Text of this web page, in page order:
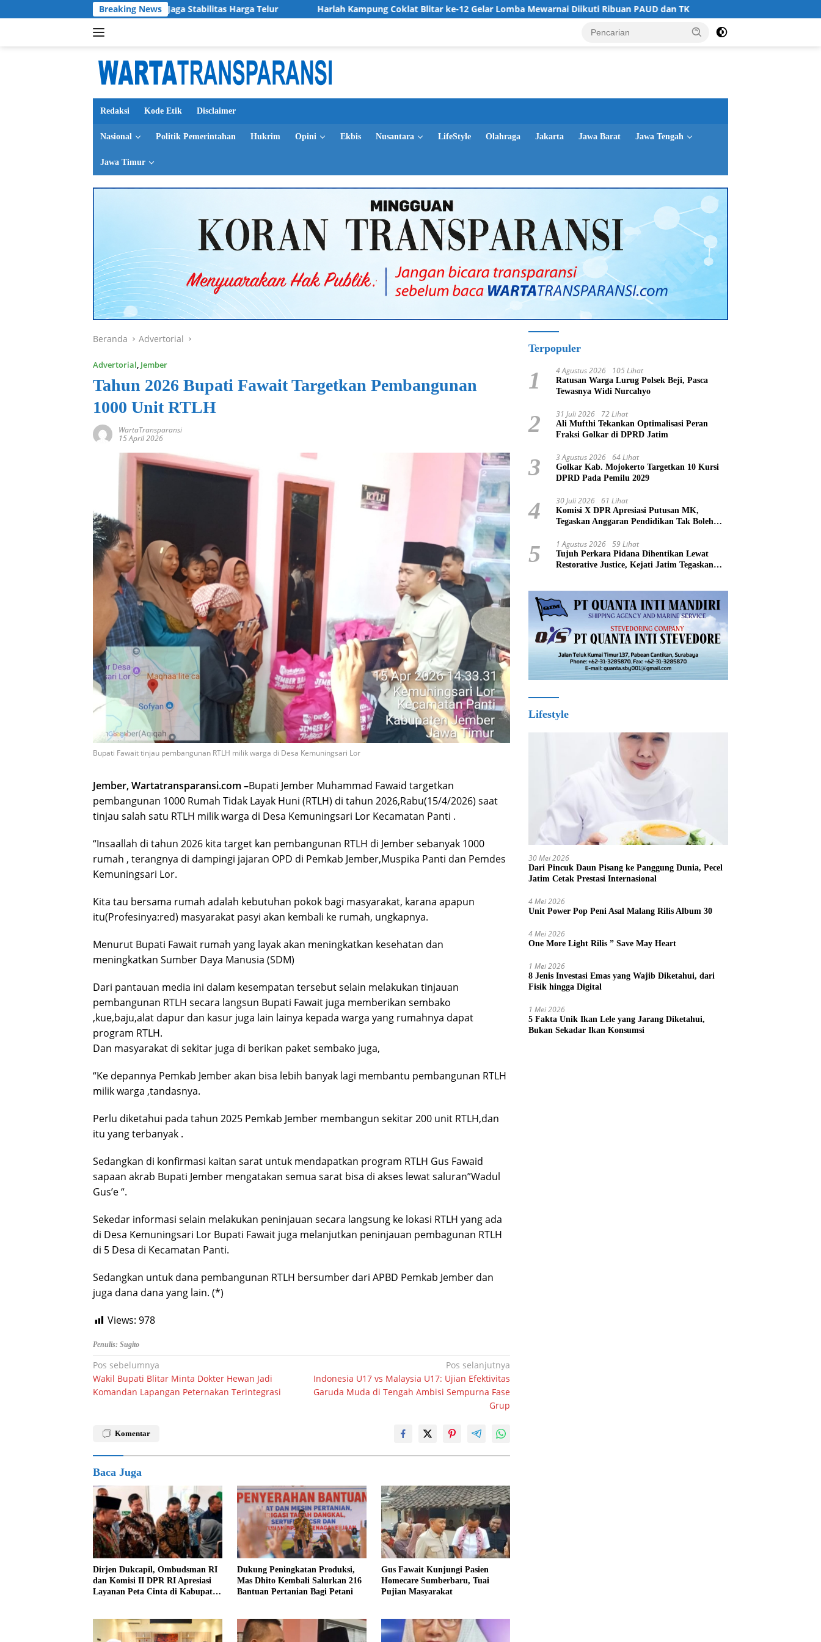
ke
Breaking News
Bersama Jaga Stabilitas Harga Telur Harlah Kampung Coklat Blitar ke-12 Gelar Lomba Mewarnai Diikuti Ribuan PAUD dan TK Dirjen Dukcapil, Ombudsman RI dan
Redaksi Kode Etik Disclaimer
Nasional Politik Pemerintahan Hukrim Opini Ekbis Nusantara LifeStyle Olahraga Jakarta Jawa Barat Jawa Tengah
Jawa Timur
Beranda Advertorial
Advertorial, Jember
Tahun 2026 Bupati Fawait Targetkan Pembangunan
1000 Unit RTLH
WartaTransparansi
15 April 2026
Bupati Fawait tinjau pembangunan RTLH milik warga di Desa Kemuningsari Lor
Jember, Wartatransparansi.com –Bupati Jember Muhammad Fawaid targetkan
pembangunan 1000 Rumah Tidak Layak Huni (RTLH) di tahun 2026,Rabu(15/4/2026) saat
tinjau salah satu RTLH milik warga di Desa Kemuningsari Lor Kecamatan Panti .
“Insaallah di tahun 2026 kita target kan pembangunan RTLH di Jember sebanyak 1000
rumah , terangnya di dampingi jajaran OPD di Pemkab Jember,Muspika Panti dan Pemdes
Kemuningsari Lor.
Kita tau bersama rumah adalah kebutuhan pokok bagi masyarakat, karana apapun
itu(Profesinya:red) masyarakat pasyi akan kembali ke rumah, ungkapnya.
Menurut Bupati Fawait rumah yang layak akan meningkatkan kesehatan dan
meningkatkan Sumber Daya Manusia (SDM)
Dari pantauan media ini dalam kesempatan tersebut selain melakukan tinjauan
pembangunan RTLH secara langsun Bupati Fawait juga memberikan sembako
,kue,baju,alat dapur dan kasur juga lain lainya kepada warga yang rumahnya dapat
program RTLH.
Dan masyarakat di sekitar juga di berikan paket sembako juga,
“Ke depannya Pemkab Jember akan bisa lebih banyak lagi membantu pembangunan RTLH
milik warga ,tandasnya.
Perlu diketahui pada tahun 2025 Pemkab Jember membangun sekitar 200 unit RTLH,dan
itu yang terbanyak .
Sedangkan di konfirmasi kaitan sarat untuk mendapatkan program RTLH Gus Fawaid
sapaan akrab Bupati Jember mengatakan semua sarat bisa di akses lewat saluran”Wadul
Gus’e “.
Sekedar informasi selain melakukan peninjauan secara langsung ke lokasi RTLH yang ada
di Desa Kemuningsari Lor Bupati Fawait juga melanjutkan peninjauan pembagunan RTLH
di 5 Desa di Kecamatan Panti.
Sedangkan untuk dana pembangunan RTLH bersumber dari APBD Pemkab Jember dan
juga dana dana yang lain. (*)
Views: 978
Penulis: Sugito
Navigasi
pos
Pos sebelumnya
Wakil Bupati Blitar Minta Dokter Hewan Jadi
Komandan Lapangan Peternakan Terintegrasi
Pos selanjutnya
Indonesia U17 vs Malaysia U17: Ujian Efektivitas
Garuda Muda di Tengah Ambisi Sempurna Fase
Grup
Komentar
Baca Juga
Dirjen Dukcapil, Ombudsman RI
dan Komisi II DPR RI Apresiasi
Layanan Peta Cinta di Kabupaten
Dukung Peningkatan Produksi,
Mas Dhito Kembali Salurkan 216
Bantuan Pertanian Bagi Petani
Gus Fawait Kunjungi Pasien
Homecare Sumberbaru, Tuai
Pujian Masyarakat
Terpopuler
1 4 Agustus 2026 105 Lihat
Ratusan Warga Lurug Polsek Beji, Pasca
Tewasnya Widi Nurcahyo
2 31 Juli 2026 72 Lihat
Ali Mufthi Tekankan Optimalisasi Peran
Fraksi Golkar di DPRD Jatim
3 3 Agustus 2026 64 Lihat
Golkar Kab. Mojokerto Targetkan 10 Kursi
DPRD Pada Pemilu 2029
4 30 Juli 2026 61 Lihat
Komisi X DPR Apresiasi Putusan MK,
Tegaskan Anggaran Pendidikan Tak Boleh
5 1 Agustus 2026 59 Lihat
Tujuh Perkara Pidana Dihentikan Lewat
Restorative Justice, Kejati Jatim Tegaskan
Lifestyle
30 Mei 2026
Dari Pincuk Daun Pisang ke Panggung Dunia, Pecel
Jatim Cetak Prestasi Internasional
4 Mei 2026
Unit Power Pop Peni Asal Malang Rilis Album 30
4 Mei 2026
One More Light Rilis ” Save May Heart
1 Mei 2026
8 Jenis Investasi Emas yang Wajib Diketahui, dari
Fisik hingga Digital
1 Mei 2026
5 Fakta Unik Ikan Lele yang Jarang Diketahui,
Bukan Sekadar Ikan Konsumsi